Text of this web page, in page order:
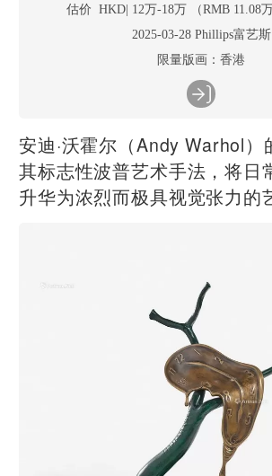
估价 HKD| 12万-18万 （RMB 11.08万
2025-03-28 Phillips富艺斯
限量版画：香港
安迪·沃霍尔（Andy Warhol）
其标志性波普艺术手法，将日
升华为浓烈而极具视觉张力的